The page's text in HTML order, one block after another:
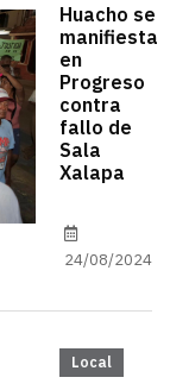
Huacho se
manifiesta
en
Progreso
contra
fallo de
Sala
Xalapa
24/08/2024
Local